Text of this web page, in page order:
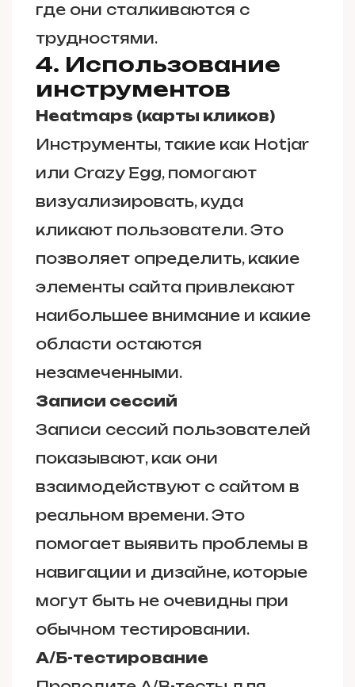
где они сталкиваются с
трудностями.
4. Использование
инструментов
Heatmaps (карты кликов)
Инструменты, такие как Hotjar
или Crazy Egg, помогают
визуализировать, куда
кликают пользователи. Это
позволяет определить, какие
элементы сайта привлекают
наибольшее внимание и какие
области остаются
незамеченными.
Записи сессий
Записи сессий пользователей
показывают, как они
взаимодействуют с сайтом в
реальном времени. Это
помогает выявить проблемы в
навигации и дизайне, которые
могут быть не очевидны при
обычном тестировании.
А/Б-тестирование